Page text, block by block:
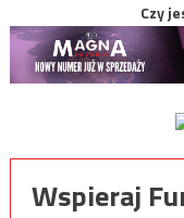
Czy
Wspieraj